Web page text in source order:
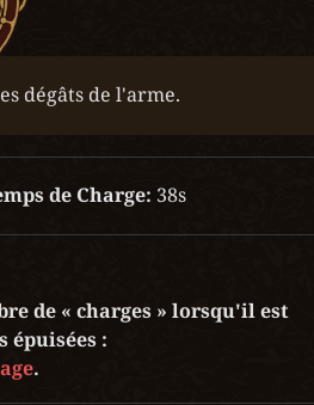
dégâts de l'arme.
de Charge: 38s
de « charges » lorsqu'il est
épuisées :
.